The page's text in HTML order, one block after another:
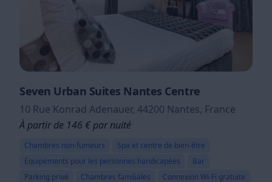
Seven Urban Suites Nantes Centre
10 Rue Konrad Adenauer, 44200 Nantes, France
À partir de 146 € par nuité
Chambres non-fumeurs
Spa et centre de bien-être
Équipements pour les personnes handicapées
Bar
Parking privé
Chambres familiales
Connexion Wi-Fi gratuite